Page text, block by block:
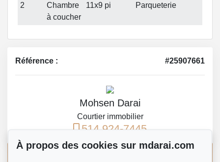
2
Chambre
à coucher
11x9 pi Parqueterie
Référence : #25907661
Mohsen Darai
Courtier immobilier
514 924-7445
À propos des cookies sur mdarai.com